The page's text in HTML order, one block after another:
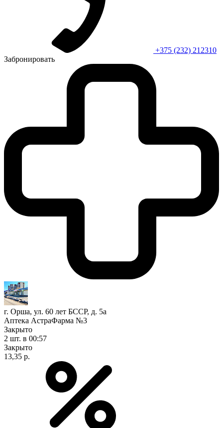
+375 (232) 212310
Забронировать
г. Орша, ул. 60 лет БССР, д. 5а
Аптека АстраФарма №3
Закрыто
2 шт. в 00:57
Закрыто
13,35 р.